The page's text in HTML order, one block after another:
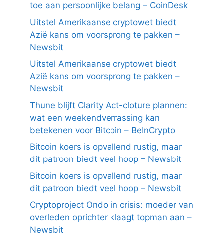
toe aan persoonlijke belang – CoinDesk
Uitstel Amerikaanse cryptowet biedt
Azië kans om voorsprong te pakken –
Newsbit
Uitstel Amerikaanse cryptowet biedt
Azië kans om voorsprong te pakken –
Newsbit
Thune blijft Clarity Act-cloture plannen:
wat een weekendverrassing kan
betekenen voor Bitcoin – BeInCrypto
Bitcoin koers is opvallend rustig, maar
dit patroon biedt veel hoop – Newsbit
Bitcoin koers is opvallend rustig, maar
dit patroon biedt veel hoop – Newsbit
Cryptoproject Ondo in crisis: moeder van
overleden oprichter klaagt topman aan –
Newsbit